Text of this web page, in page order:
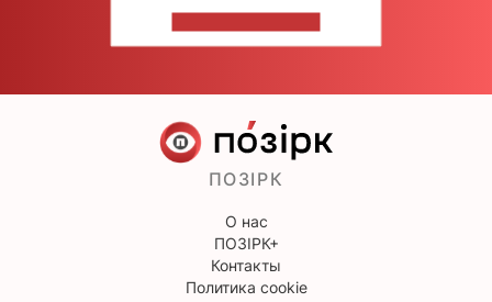
ПОЗІРК
О нас
ПОЗІРК+
Контакты
Политика cookie